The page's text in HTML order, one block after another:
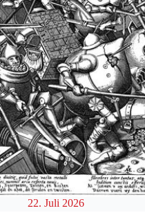
22. Juli 2026